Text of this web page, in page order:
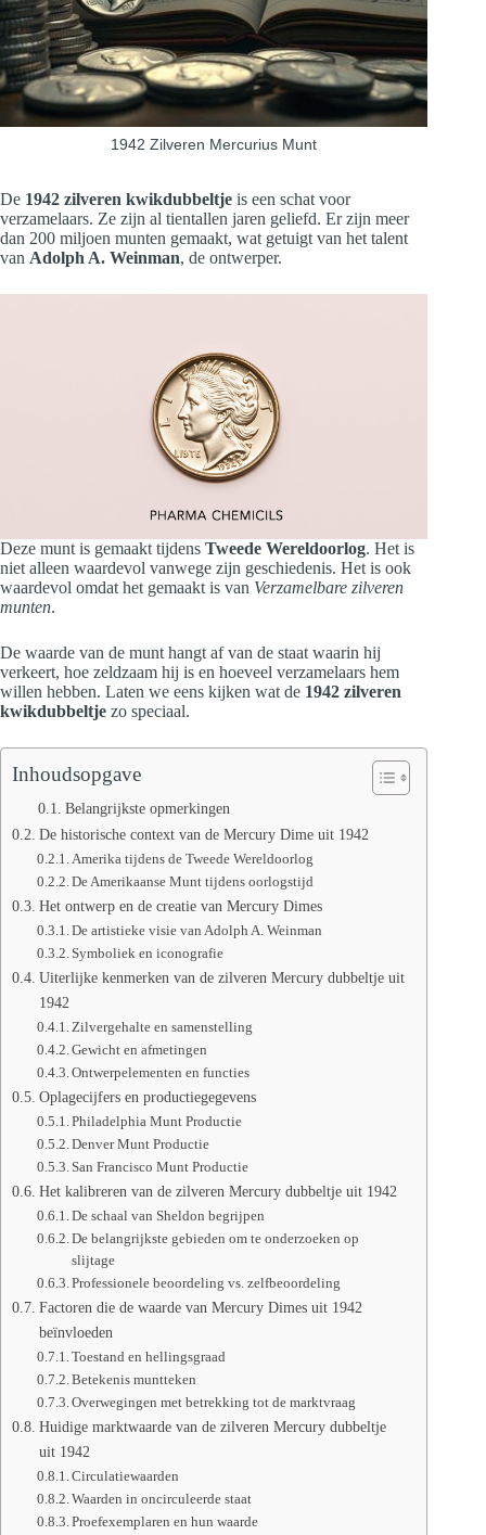
1942 Zilveren Mercurius Munt
De 1942 zilveren kwikdubbeltje is een schat voor
verzamelaars. Ze zijn al tientallen jaren geliefd. Er zijn meer
dan 200 miljoen munten gemaakt, wat getuigt van het talent
van Adolph A. Weinman, de ontwerper.
Deze munt is gemaakt tijdens Tweede Wereldoorlog. Het is
niet alleen waardevol vanwege zijn geschiedenis. Het is ook
waardevol omdat het gemaakt is van Verzamelbare zilveren
munten.
De waarde van de munt hangt af van de staat waarin hij
verkeert, hoe zeldzaam hij is en hoeveel verzamelaars hem
willen hebben. Laten we eens kijken wat de 1942 zilveren
kwikdubbeltje zo speciaal.
Inhoudsopgave
Belangrijkste opmerkingen
De historische context van de Mercury Dime uit 1942
Amerika tijdens de Tweede Wereldoorlog
De Amerikaanse Munt tijdens oorlogstijd
Het ontwerp en de creatie van Mercury Dimes
De artistieke visie van Adolph A. Weinman
Symboliek en iconografie
Uiterlijke kenmerken van de zilveren Mercury dubbeltje uit
1942
Zilvergehalte en samenstelling
Gewicht en afmetingen
Ontwerpelementen en functies
Oplagecijfers en productiegegevens
Philadelphia Munt Productie
Denver Munt Productie
San Francisco Munt Productie
Het kalibreren van de zilveren Mercury dubbeltje uit 1942
De schaal van Sheldon begrijpen
De belangrijkste gebieden om te onderzoeken op
slijtage
Professionele beoordeling vs. zelfbeoordeling
Factoren die de waarde van Mercury Dimes uit 1942
beïnvloeden
Toestand en hellingsgraad
Betekenis muntteken
Overwegingen met betrekking tot de marktvraag
Huidige marktwaarde van de zilveren Mercury dubbeltje
uit 1942
Circulatiewaarden
Waarden in oncirculeerde staat
Proefexemplaren en hun waarde